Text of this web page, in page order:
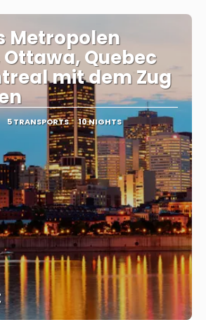
Metropolen
Quebec
mit dem Zug
5 TRANSPORTS 10 NIGHTS